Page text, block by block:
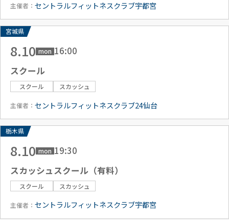
主催者：セントラルフィットネスクラブ宇都宮
宮城県
8.10 mon 16:00
スクール
スクール スカッシュ
主催者：セントラルフィットネスクラブ24仙台
栃木県
8.10 mon 19:30
スカッシュスクール（有料）
スクール スカッシュ
主催者：セントラルフィットネスクラブ宇都宮